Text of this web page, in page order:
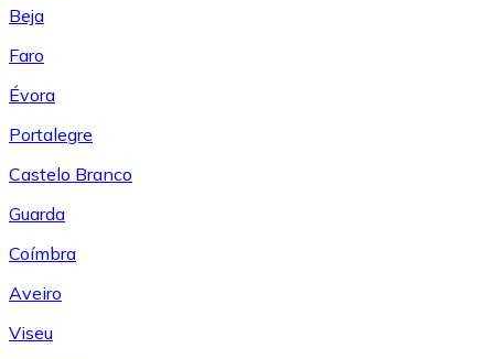
Beja
Faro
Évora
Portalegre
Castelo Branco
Guarda
Coímbra
Aveiro
Viseu